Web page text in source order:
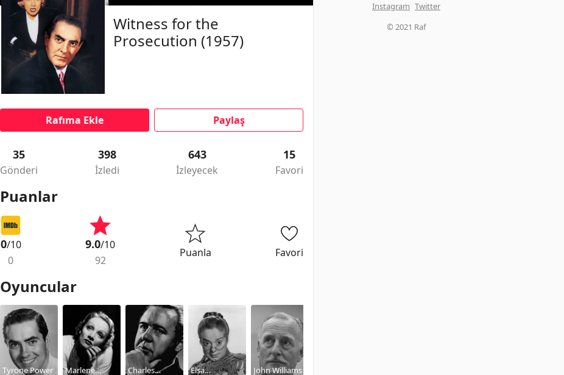
Witness for the
Prosecution (1957)
Rafıma Ekle Paylaş
35
Gönderi
398
İzledi
643
İzleyecek
15
Favori
Puanlar
0/10
0
9.0/10
92
Puanla Favori
Oyuncular
Tyrone Power Marlene Charles Elsa John Williams
Instagram Twitter
© 2021 Raf